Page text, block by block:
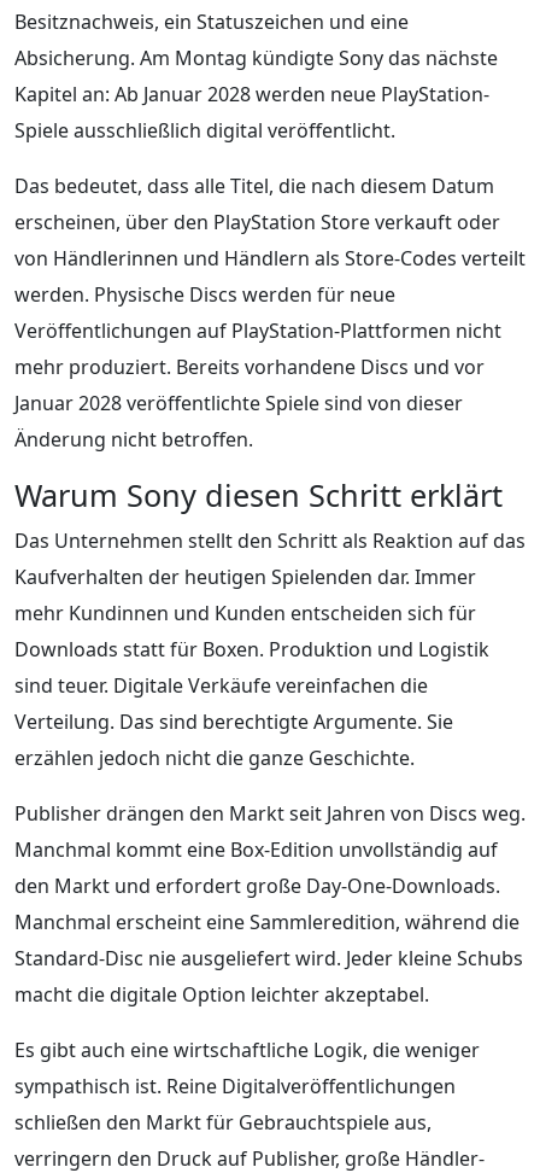
Besitznachweis, ein Statuszeichen und eine
Absicherung. Am Montag kündigte Sony das nächste
Kapitel an: Ab Januar 2028 werden neue PlayStation-
Spiele ausschließlich digital veröffentlicht.
Das bedeutet, dass alle Titel, die nach diesem Datum
erscheinen, über den PlayStation Store verkauft oder
von Händlerinnen und Händlern als Store-Codes verteilt
werden. Physische Discs werden für neue
Veröffentlichungen auf PlayStation-Plattformen nicht
mehr produziert. Bereits vorhandene Discs und vor
Januar 2028 veröffentlichte Spiele sind von dieser
Änderung nicht betroffen.
Warum Sony diesen Schritt erklärt
Das Unternehmen stellt den Schritt als Reaktion auf das
Kaufverhalten der heutigen Spielenden dar. Immer
mehr Kundinnen und Kunden entscheiden sich für
Downloads statt für Boxen. Produktion und Logistik
sind teuer. Digitale Verkäufe vereinfachen die
Verteilung. Das sind berechtigte Argumente. Sie
erzählen jedoch nicht die ganze Geschichte.
Publisher drängen den Markt seit Jahren von Discs weg.
Manchmal kommt eine Box-Edition unvollständig auf
den Markt und erfordert große Day-One-Downloads.
Manchmal erscheint eine Sammleredition, während die
Standard-Disc nie ausgeliefert wird. Jeder kleine Schubs
macht die digitale Option leichter akzeptabel.
Es gibt auch eine wirtschaftliche Logik, die weniger
sympathisch ist. Reine Digitalveröffentlichungen
schließen den Markt für Gebrauchtspiele aus,
verringern den Druck auf Publisher, große Händler-